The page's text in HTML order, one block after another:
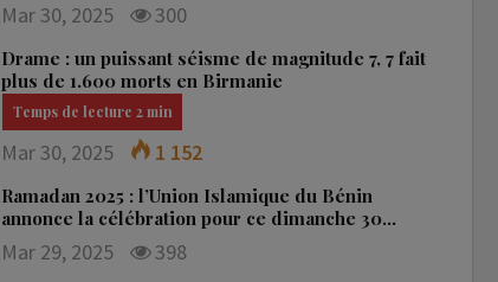
Mar 30, 2025 300
Drame : un puissant séisme de magnitude 7, 7 fait
plus de 1.600 morts en Birmanie
Mar 30, 2025 1 152
Ramadan 2025 : l’Union Islamique du Bénin
annonce la célébration pour ce dimanche 30…
Mar 29, 2025 398